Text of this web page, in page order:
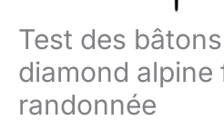
Test des
diamond alpine
randonnée